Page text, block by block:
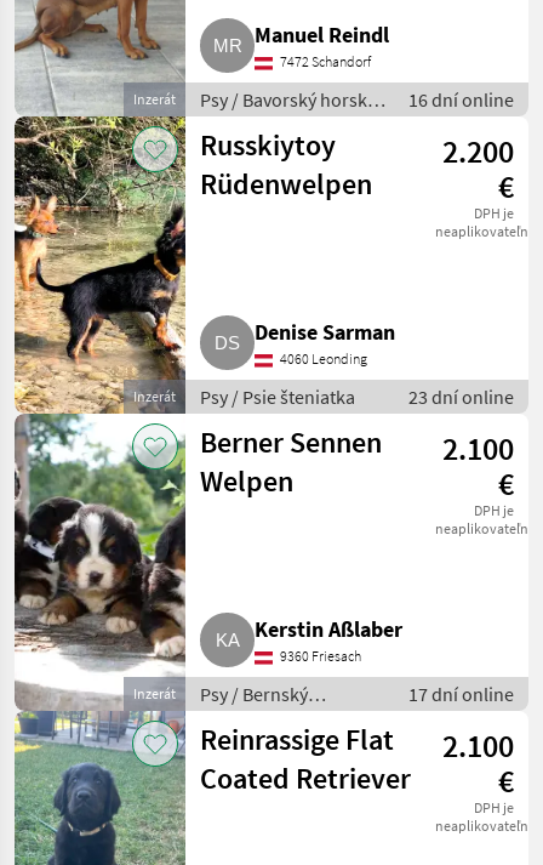
Inzerát
Manuel Reindl
7472 Schandorf
Psy / Bavorský horský
lovecký pes
16 dní online
Inzerát
Russkiytoy
Rüdenwelpen
2.200
€
DPH je
neaplikovateľné
Denise Sarman
4060 Leonding
Psy / Psie šteniatka 23 dní online
Inzerát
Berner Sennen
Welpen
2.100
€
DPH je
neaplikovateľné
Kerstin Aßlaber
9360 Friesach
Psy / Bernský
senenský pes
17 dní online
Reinrassige Flat
Coated Retriever
2.100
€
DPH je
neaplikovateľné